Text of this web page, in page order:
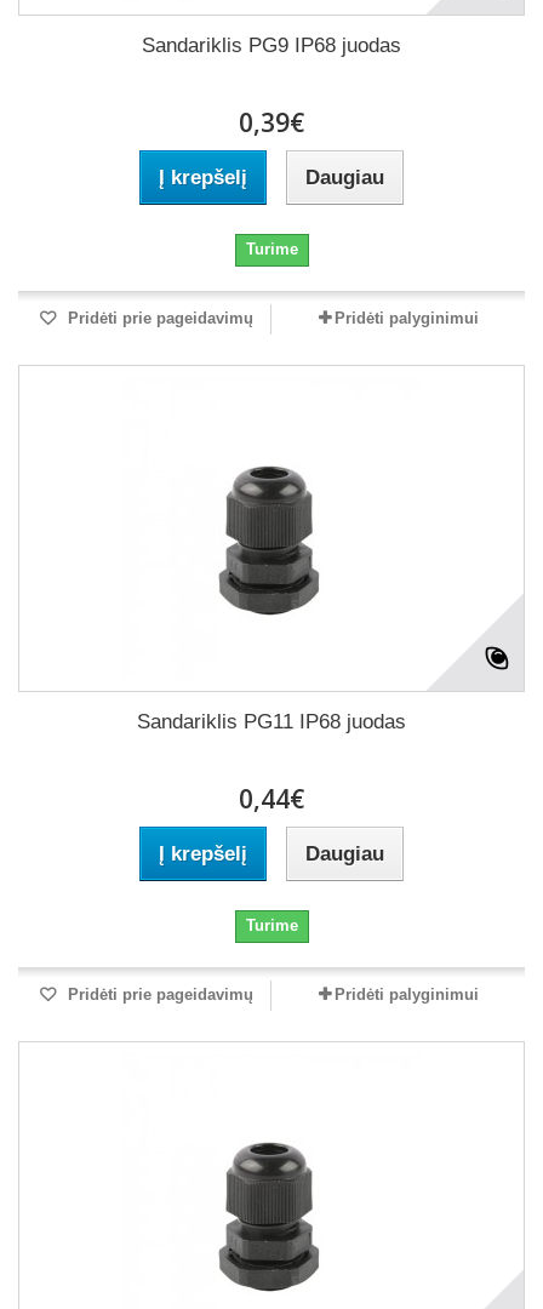
Sandariklis PG9 IP68 juodas
0,39€
Į krepšelį Daugiau
Turime
Pridėti prie pageidavimų Pridėti palyginimui
Sandariklis PG11 IP68 juodas
0,44€
Į krepšelį Daugiau
Turime
Pridėti prie pageidavimų Pridėti palyginimui